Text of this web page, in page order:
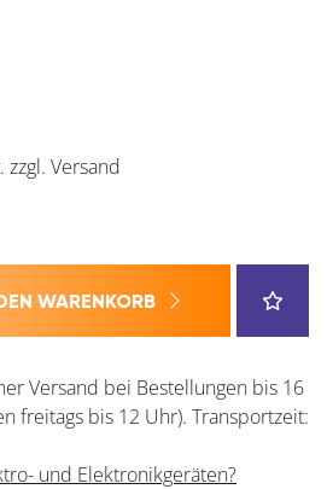
zzgl. Versand
WARENKORB
Versand bei Bestellungen bis 16
freitags bis 12 Uhr). Transportzeit:
und Elektronikgeräten?